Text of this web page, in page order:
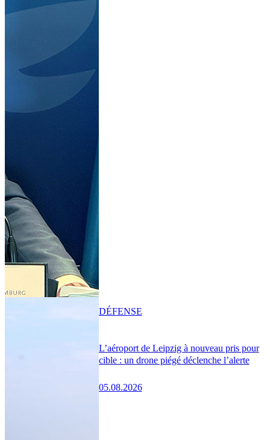
L’aéroport de Leipzig à nouveau pris pour
cible : un drone piégé déclenche l’alerte
05.08.2026
DÉFENSE